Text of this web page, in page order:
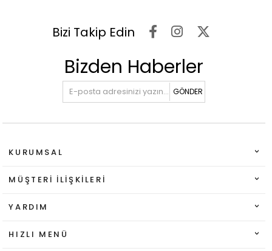
Bizi Takip Edin
Bizden Haberler
GÖNDER
KURUMSAL
MÜŞTERI İLIŞKILERI
YARDIM
HIZLI MENÜ